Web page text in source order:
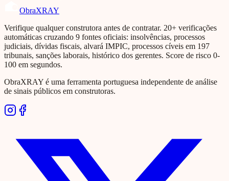
ObraXRAY
Verifique qualquer construtora antes de contratar. 20+ verificações
automáticas cruzando 9 fontes oficiais: insolvências, processos
judiciais, dívidas fiscais, alvará IMPIC, processos cíveis em 197
tribunais, sanções laborais, histórico dos gerentes. Score de risco 0-
100 em segundos.
ObraXRAY é uma ferramenta portuguesa independente de análise
de sinais públicos em construtoras.